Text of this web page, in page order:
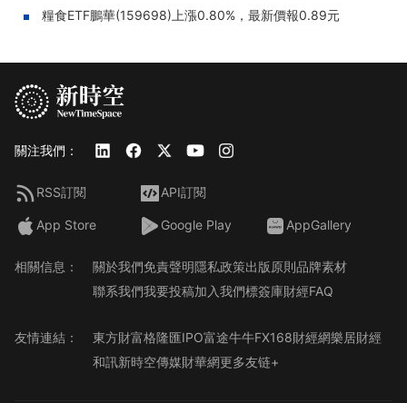
糧食ETF鵬華(159698)上漲0.80%，最新價報0.89元
關注我們：
RSS訂閱 API訂閱
App Store Google Play AppGallery
相關信息： 關於我們免責聲明隱私政策出版原則品牌素材
聯系我們我要投稿加入我們標簽庫財經FAQ
友情連結： 東方財富格隆匯IPO富途牛牛FX168財經網樂居財經
和訊新時空傳媒財華網更多友链+